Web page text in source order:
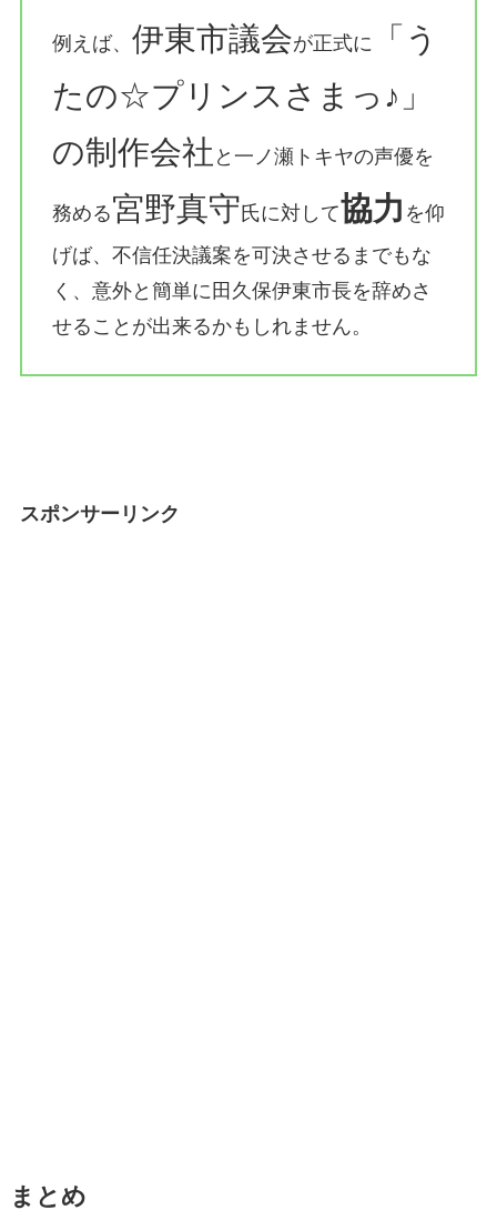
例えば、 伊東市議会が正式に
「う
たの☆プリンスさまっ♪」
の制作会社 と一ノ瀬トキヤの声優を
務める宮野真守 氏に対して協力 を仰
げば、不信任決議案を可決させるまでもな
く、意外と簡単に田久保伊東市長を辞めさ
せることが出来るかもしれません。
スポンサーリンク
まとめ